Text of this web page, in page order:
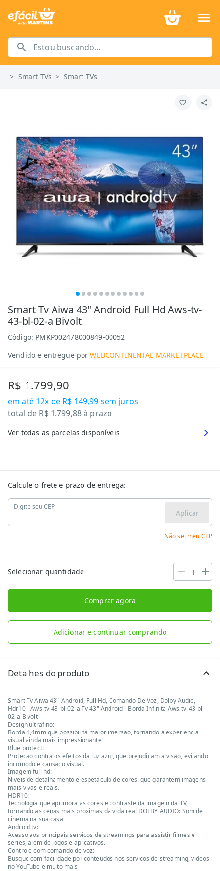
> Smart TVs > Smart TVs
Smart Tv Aiwa 43" Android Full Hd Aws-tv-
43-bl-02-a Bivolt
Código: PMKP002478000849-00052
Vendido e entregue por WEBCONTINENTAL MARKETPLACE
R$ 1.799,90
em até 12x de R$ 149,99 sem juros
total de R$ 1.799,88à prazo
Ver todas as parcelas disponíveis
Calcule o frete e prazo de entrega:
Digite seu CEP
Aplicar
Não sei meu CEP
Selecionar quantidade
Comprar agora
Adicionar e continuar comprando
Detalhes do produto
Smart Tv Aiwa 43´´ Android, Full Hd, Comando De Voz, Dolby Audio,
Hdr10 - Aws-tv-43-bl-02-a Tv 43" Android - Borda Infinita Aws-tv-43-bl-
02-a Bivolt
Design ultrafino:
Borda 1,4mm que possibilita maior imersao, tornando a experiencia
visual ainda mais impressionante
Blue protect:
Protecao contra os efeitos da luz azul, que prejudicam a visao, evitando
incomodo e cansaco visual.
Imagem full hd:
Niveis de detalhamento e espetaculo de cores, que garantem imagens
mais vivas e reais.
HDR10:
Tecnologia que aprimora as cores e contraste da imagem da TV,
tornando as cenas mais proximas da vida real DOLBY AUDIO: Som de
cinema na sua casa
Android tv:
Acesso aos principais servicos de streamings para assistir filmes e
series, alem de jogos e aplicativos.
Controle com comando de voz:
Busque com facilidade por conteudos nos servicos de streaming, videos
no YouTube e muito mais